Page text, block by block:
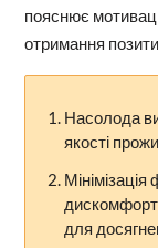
пояснює
отримання
Насолода
якості
для